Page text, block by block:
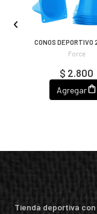
CONOS DEPORTIVO
Force
$ 2.800
Agregar
Tienda deportiva